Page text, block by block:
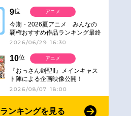
9位
今期・2026夏アニメ みんなの
覇権おすすめ作品ランキング最終
結果発表！
2026/06/29 16:30
アニメ
10位
『おっさん剣聖II』メインキャス
ト陣による企画映像公開！
2026/08/07 18:00
アニメ
ランキングを見る